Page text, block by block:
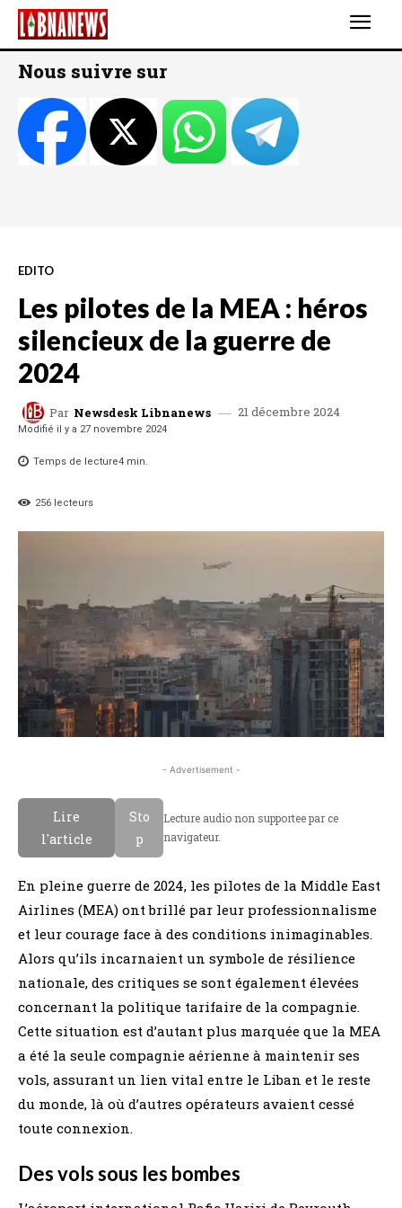
Nous suivre sur
EDITO
Les pilotes de la MEA : héros
silencieux de la guerre de
2024
Par Newsdesk Libnanews 21 décembre 2024
Modifié il y a 27 novembre 2024
Temps de lecture4 min.
256 lecteurs
- Advertisement -
Lire
l'article
Sto
p
Lecture audio non supportee par ce
navigateur.
En pleine guerre de 2024, les pilotes de la Middle East
Airlines (MEA) ont brillé par leur professionnalisme
et leur courage face à des conditions inimaginables.
Alors qu’ils incarnaient un symbole de résilience
nationale, des critiques se sont également élevées
concernant la politique tarifaire de la compagnie.
Cette situation est d’autant plus marquée que la MEA
a été la seule compagnie aérienne à maintenir ses
vols, assurant un lien vital entre le Liban et le reste
du monde, là où d’autres opérateurs avaient cessé
toute connexion.
Des vols sous les bombes